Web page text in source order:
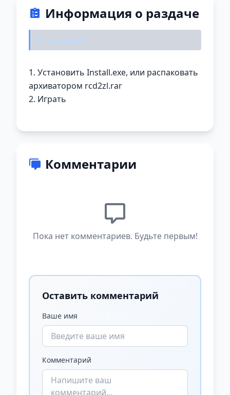
Информация о раздаче
Установка:
1. Установить Install.ехе, или распаковать
архиватором rcd2zl.rar
2. Играть
Комментарии
Пока нет комментариев. Будьте первым!
Оставить комментарий
Ваше имя
Комментарий